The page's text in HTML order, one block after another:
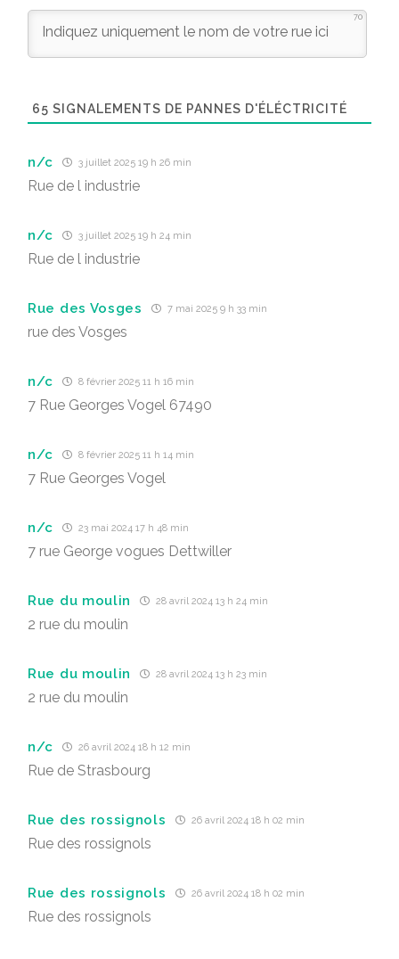
70
65 SIGNALEMENTS DE PANNES D'ÉLÉCTRICITÉ
n/c 3 juillet 2025 19 h 26 min
Rue de l industrie
n/c 3 juillet 2025 19 h 24 min
Rue de l industrie
Rue des Vosges 7 mai 2025 9 h 33 min
rue des Vosges
n/c 8 février 2025 11 h 16 min
7 Rue Georges Vogel 67490
n/c 8 février 2025 11 h 14 min
7 Rue Georges Vogel
n/c 23 mai 2024 17 h 48 min
7 rue George vogues Dettwiller
Rue du moulin 28 avril 2024 13 h 24 min
2 rue du moulin
Rue du moulin 28 avril 2024 13 h 23 min
2 rue du moulin
n/c 26 avril 2024 18 h 12 min
Rue de Strasbourg
Rue des rossignols 26 avril 2024 18 h 02 min
Rue des rossignols
Rue des rossignols 26 avril 2024 18 h 02 min
Rue des rossignols